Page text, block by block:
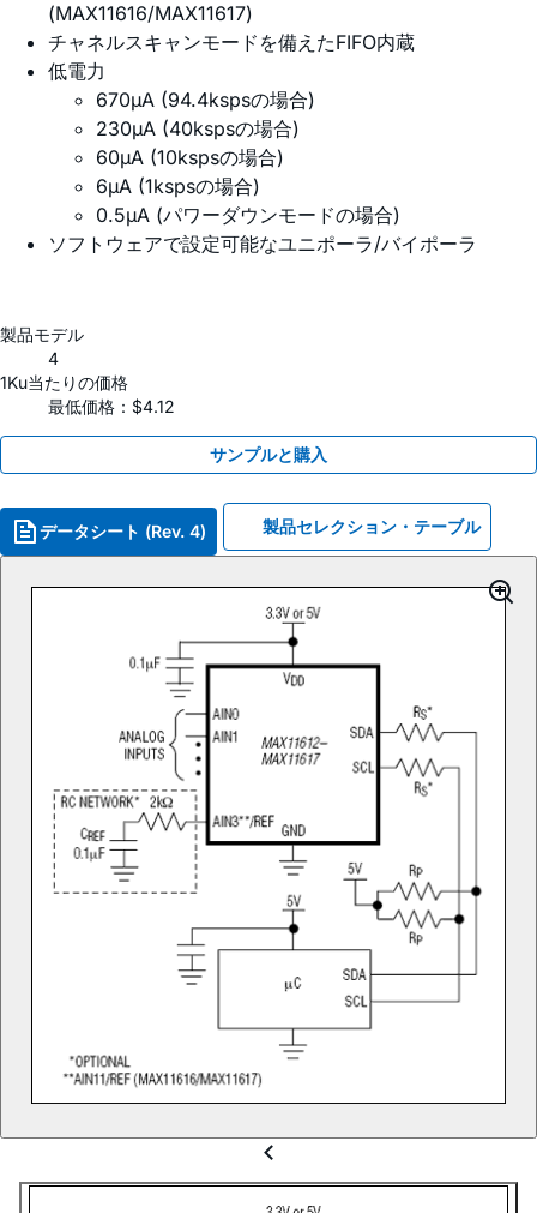
(MAX11616/MAX11617)
チャネルスキャンモードを備えたFIFO内蔵
低電力
670µA (94.4kspsの場合)
230µA (40kspsの場合)
60µA (10kspsの場合)
6µA (1kspsの場合)
0.5µA (パワーダウンモードの場合)
ソフトウェアで設定可能なユニポーラ/バイポーラ
製品モデル
4
1Ku当たりの価格
最低価格：$4.12
サンプルと購入
データシート (Rev. 4) 製品セレクション・テーブル